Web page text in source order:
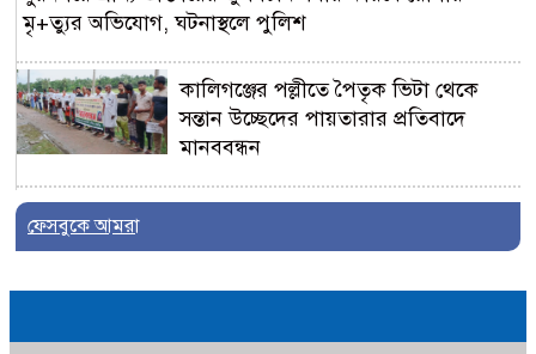
মৃ+ত্যুর অভিযোগ, ঘটনাস্থলে পুলিশ
কালিগঞ্জের পল্লীতে পৈতৃক ভিটা থেকে
সন্তান উচ্ছেদের পায়তারার প্রতিবাদে
মানববন্ধন
ভোট আসে জনপ্রতিনিধি হয়, কিন্তু মহেশ্বরপুরের কোন উন্নয়ন
হয়না
বিদ্যালয়ের কমিটির অভিষেক অনুষ্ঠিত
ফেসবুকে আমরা